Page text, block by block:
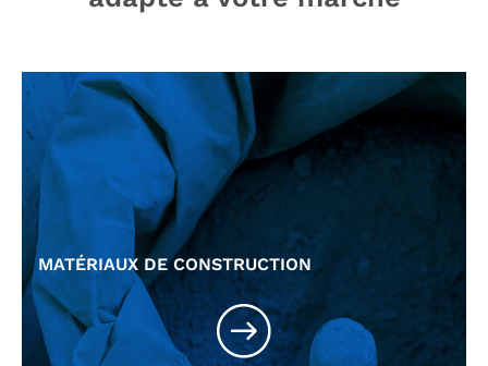
MATÉRIAUX DE CONSTRUCTION
Enduits de façade
Mélangeur, réacteur et disperseur colles, enduits et sols
Etanchéité et imperméabilisation